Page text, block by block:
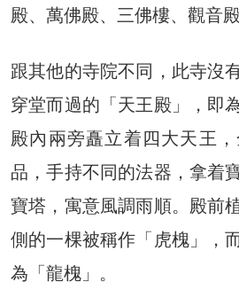
殿、萬佛殿、三佛樓、觀音
跟其他的寺院不同，此寺沒
穿堂而過的「天王殿」，即
殿內兩旁矗立着四大天王
品，手持不同的法器，拿着
寶塔，寓意風調雨順。殿前
側的一棵被稱作「虎槐」，
為「龍槐」。